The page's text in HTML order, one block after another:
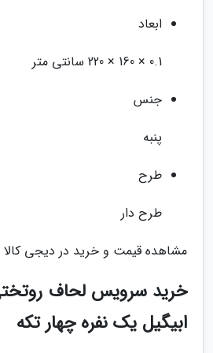
ابعاد
0.1 × 160 × 220 سانتی متر
جنس
پنبه
طرح
طرح دار
مشاهده قیمت و خرید در دیجی کالا
خرید سرویس لحاف
ابیگیل یک نفره چهار تکه